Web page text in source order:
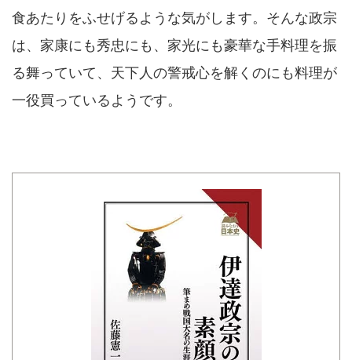
食あたりをふせげるような気がします。そんな政宗
は、家康にも秀忠にも、家光にも豪華な手料理を振
る舞っていて、天下人の警戒心を解くのにも料理が
一役買っているようです。